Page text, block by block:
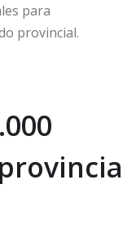
para
provincial.